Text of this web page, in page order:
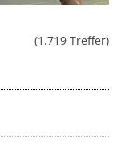
(1.719 Treffer)